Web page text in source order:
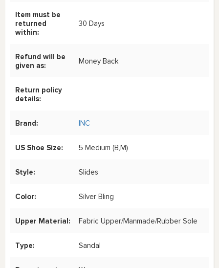
Item must be
returned
within:
30 Days
Refund will be
given as:
Money Back
Return policy
details:
Brand: INC
US Shoe Size: 5 Medium (B,M)
Style: Slides
Color: Silver Bling
Upper Material: Fabric Upper/Manmade/Rubber Sole
Type: Sandal